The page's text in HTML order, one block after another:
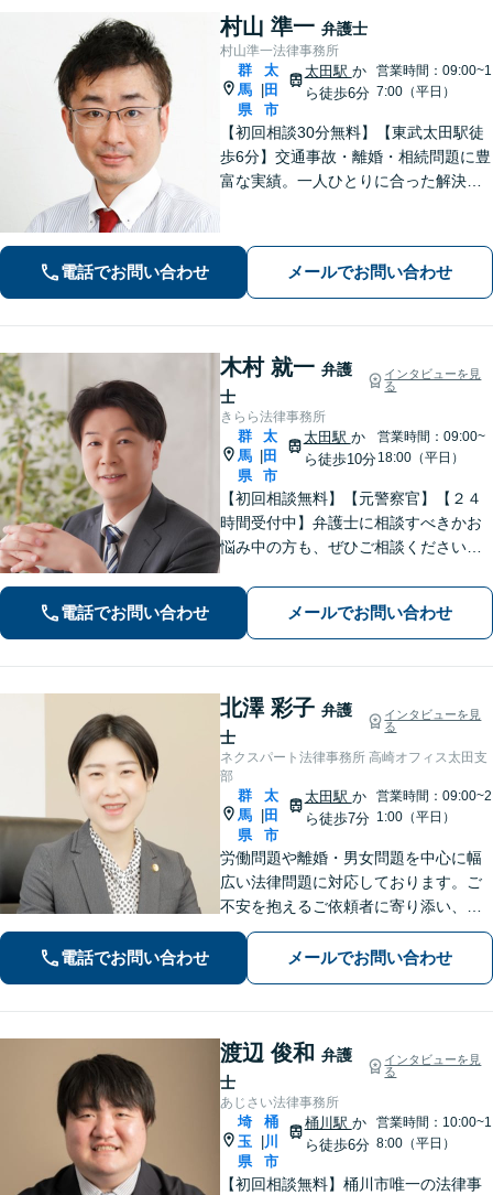
村山 準一 弁護士
村山準一法律事務所
群
馬
県
太
田
市
太田駅 か
ら徒歩6分
営業時間：09:00~1
7:00（平日）
【初回相談30分無料】【東武太田駅徒
歩6分】交通事故・離婚・相続問題に豊
富な実績。一人ひとりに合った解決方
もご相談ください。
電話でお問い合わせ メールでお問い合わせ
木村 就一 弁護
士
インタビューを見
る
きらら法律事務所
群
馬
県
太
田
市
太田駅 か
ら徒歩10分
営業時間：09:00~
18:00（平日）
【初回相談無料】【元警察官】【２４
時間受付中】弁護士に相談すべきかお
悩み中の方も、ぜひご相談ください
法務など】ご相談者さまに寄り添い、
きめ細やかな対応で、スピーディーに
最良の解決を目指します【土日・夜間
相談可能】。
電話でお問い合わせ メールでお問い合わせ
北澤 彩子 弁護
士
インタビューを見
る
ネクスパート法律事務所 高崎オフィス太田支
部
群
馬
県
太
田
市
太田駅 か
ら徒歩7分
営業時間：09:00~2
1:00（平日）
労働問題や離婚・男女問題を中心に幅
広い法律問題に対応しております。ご
不安を抱えるご依頼者に寄り添い、最
善の解決策を提案して、心の支えにな
れるよう尽力します。【初回相談無
料】まずは心のうちをお聞かせくださ
電話でお問い合わせ メールでお問い合わせ
渡辺 俊和 弁護
士
インタビューを見
る
あじさい法律事務所
埼
玉
県
桶
川
市
桶川駅 か
ら徒歩6分
営業時間：10:00~1
8:00（平日）
【初回相談無料】桶川市唯一の法律事